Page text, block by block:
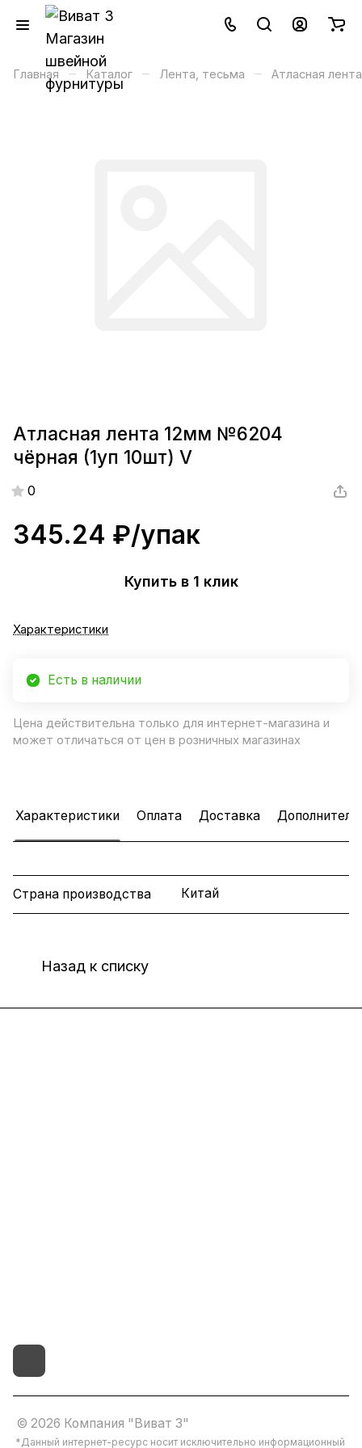
Главная – Каталог – Лента, тесьма – Атласная лента
Атласная лента 12мм №6204
чёрная (1уп 10шт) V
0
345.24 ₽/упак
Купить в 1 клик
Характеристики
Есть в наличии
Цена действительна только для интернет-магазина и
может отличаться от цен в розничных магазинах
Характеристики Оплата Доставка
Страна производства Китай
Назад к списку
© 2026 Компания "Виват 3"
*Данный интернет-ресурс носит исключительно информационный